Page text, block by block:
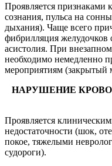
Проявляется признаками
сознания, пульса на
дыхания). Чаще всего
фибрилляция желудочков
асистолия. При
необходимо немедленно
мероприятиям (закрытый
НАРУШЕНИЕ
Проявляется
недостаточности (шок,
покое, тяжелыми
судороги).